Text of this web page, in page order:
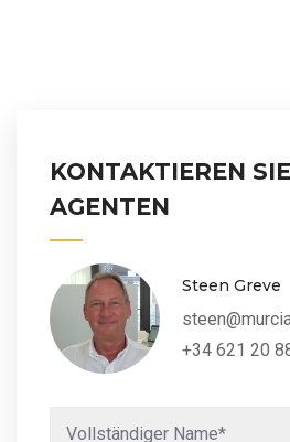
KONTAKTIEREN
AGENTEN
Steen Greve
+34 621 20